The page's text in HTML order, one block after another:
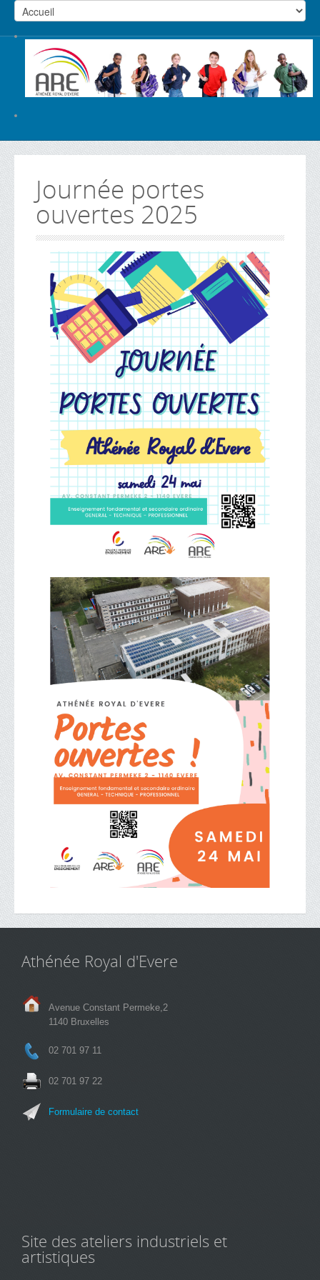
Journée portes
ouvertes 2025
Athénée Royal d'Evere
Avenue Constant Permeke,2
1140 Bruxelles
02 701 97 11
02 701 97 22
Formulaire de contact
Site des ateliers industriels et
artistiques